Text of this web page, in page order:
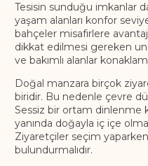
Tesisin sunduğu imkanlar
yaşam alanları konfor
bahçeler misafirlere
dikkat edilmesi gereken
ve bakımlı alanlar
Doğal manzara birçok
biridir. Bu nedenle çevre
Sessiz bir ortam dinlenme
yanında doğayla iç içe
Ziyaretçiler seçim
bulundurmalıdır.